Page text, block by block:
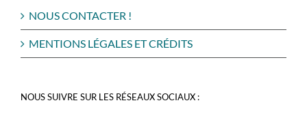
NOUS CONTACTER !
MENTIONS LÉGALES ET CRÉDITS
NOUS SUIVRE SUR LES RÉSEAUX SOCIAUX :